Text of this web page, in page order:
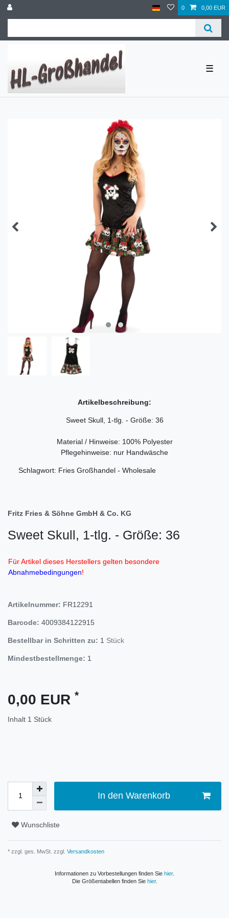
0 0,00 EUR
☰
Artikelbeschreibung:
Sweet Skull, 1-tlg. - Größe: 36
Material / Hinweise: 100% Polyester
Pflegehinweise: nur Handwäsche
Schlagwort: Fries Großhandel - Wholesale
Fritz Fries & Söhne GmbH & Co. KG
Sweet Skull, 1-tlg. - Größe: 36
Für Artikel dieses Herstellers gelten besondere
Abnahmebedingungen!
Artikelnummer: FR12291
Barcode: 4009384122915
Bestellbar in Schritten zu: 1 Stück
Mindestbestellmenge: 1
0,00 EUR *
Inhalt 1 Stück
In den Warenkorb
Wunschliste
* zzgl. ges. MwSt. zzgl. Versandkosten
Informationen zu Vorbestellungen finden Sie hier.
Die Größentabellen finden Sie hier.